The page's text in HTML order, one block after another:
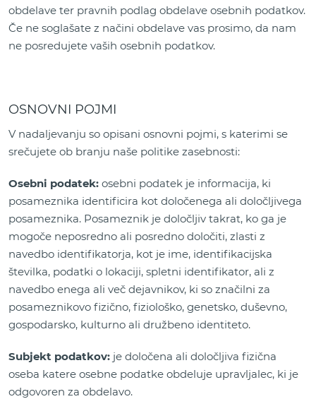
obdelave ter pravnih podlag obdelave osebnih podatkov.
Če ne soglašate z načini obdelave vas prosimo, da nam
ne posredujete vaših osebnih podatkov.
OSNOVNI POJMI
V nadaljevanju so opisani osnovni pojmi, s katerimi se
srečujete ob branju naše politike zasebnosti:
Osebni podatek: osebni podatek je informacija, ki
posameznika identificira kot določenega ali določljivega
posameznika. Posameznik je določljiv takrat, ko ga je
mogoče neposredno ali posredno določiti, zlasti z
navedbo identifikatorja, kot je ime, identifikacijska
številka, podatki o lokaciji, spletni identifikator, ali z
navedbo enega ali več dejavnikov, ki so značilni za
posameznikovo fizično, fiziološko, genetsko, duševno,
gospodarsko, kulturno ali družbeno identiteto.
Subjekt podatkov: je določena ali določljiva fizična
oseba katere osebne podatke obdeluje upravljalec, ki je
odgovoren za obdelavo.